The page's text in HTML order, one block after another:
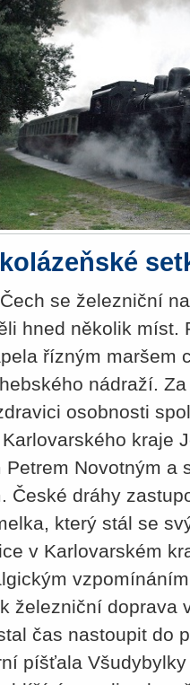
se železniční
hned několik míst.
řízným maršem
nádraží.
osobnosti
kraje
Petrem Novotným a
České dráhy
který stál se
v Karlovarském
železniční doprava
čas nastoupit do
píšťala